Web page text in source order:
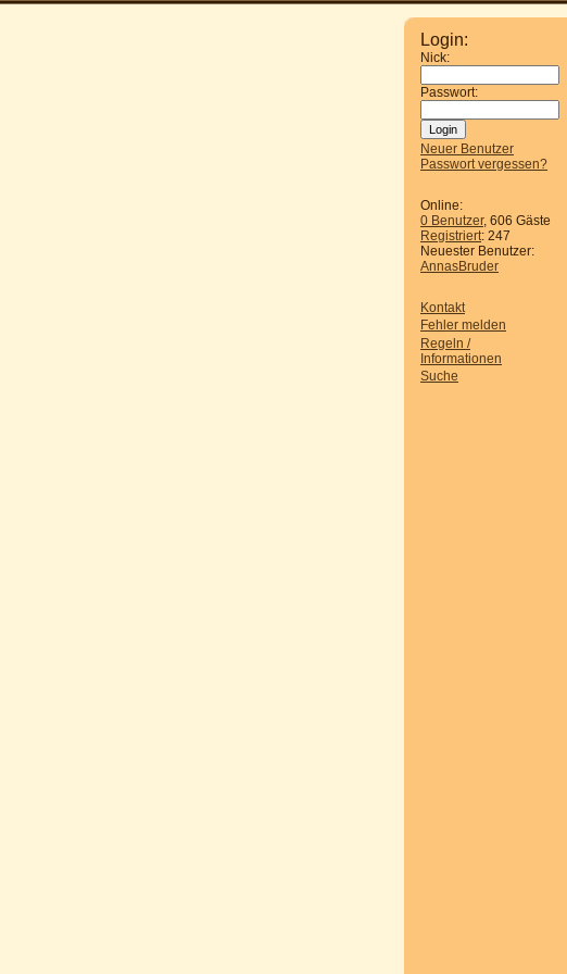
Login:
Nick:
Passwort:
Neuer Benutzer
Passwort vergessen?
Online:
0 Benutzer, 606 Gäste
Registriert: 247
Neuester Benutzer:
AnnasBruder
Kontakt
Fehler melden
Regeln /
Informationen
Suche